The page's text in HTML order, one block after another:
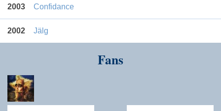
2003 Confidance
2002 Jälg
Fans